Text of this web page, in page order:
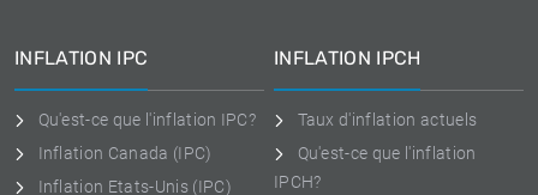
INFLATION IPC
Qu'est-ce que l'inflation IPC?
Inflation Canada (IPC)
Inflation Etats-Unis (IPC)
INFLATION IPCH
Taux d'inflation actuels
Qu'est-ce que l'inflation
IPCH?